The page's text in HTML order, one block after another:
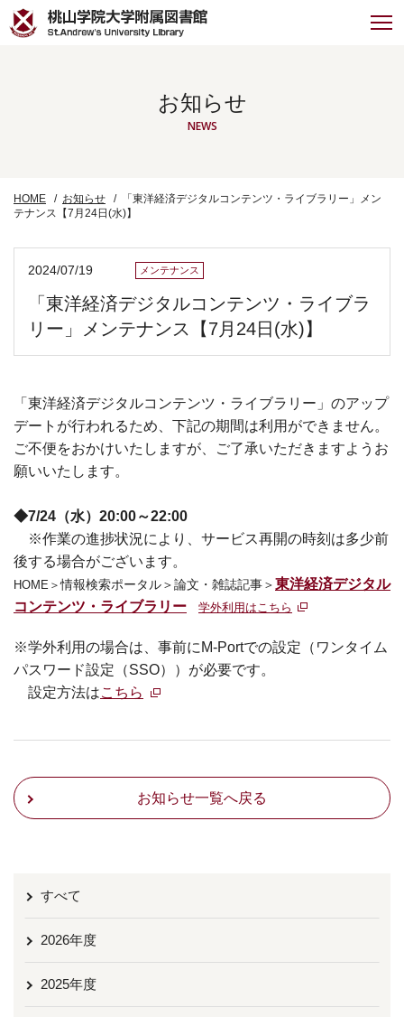
お知らせ
NEWS
HOME お知らせ
「東洋経済デジタルコンテンツ・ライブラリー」メン
テナンス【7月24日(水)】
2024/07/19 メンテナンス
「東洋経済デジタルコンテンツ・ライブラ
リー」メンテナンス【7月24日(水)】
「東洋経済デジタルコンテンツ・ライブラリー」のアップ
デートが行われるため、下記の期間は利用ができません。
ご不便をおかけいたしますが、ご了承いただきますようお
願いいたします。
◆7/24（水）20:00～22:00
※作業の進捗状況により、サービス再開の時刻は多少前
後する場合がございます。
HOME＞情報検索ポータル＞論文・雑誌記事＞東洋経済デジタル
コンテンツ・ライブラリー
学外利用はこちら
※学外利用の場合は、事前にM-Portでの設定（ワンタイム
パスワード設定（SSO））が必要です。
設定方法はこちら
お知らせ一覧へ戻る
すべて
2026年度
2025年度